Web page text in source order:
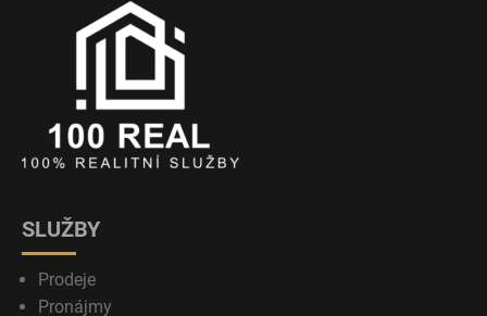
SLUŽBY
Prodeje
Pronájmy